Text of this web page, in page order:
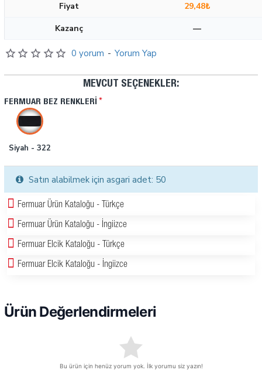
0 yorum - Yorum Yap
MEVCUT SEÇENEKLER:
FERMUAR BEZ RENKLERI
Siyah - 322
Satın alabilmek için asgari adet: 50
Fiyat
29,48₺
Kazanç
—
Fermuar Ürün Kataloğu - Türkçe
Fermuar Ürün Kataloğu - İngiizce
Fermuar Elcik Kataloğu - Türkçe
Fermuar Elcik Kataloğu - İngiizce
Ürün Değerlendirmeleri
Bu ürün için henüz yorum yok. İlk yorumu siz yazın!